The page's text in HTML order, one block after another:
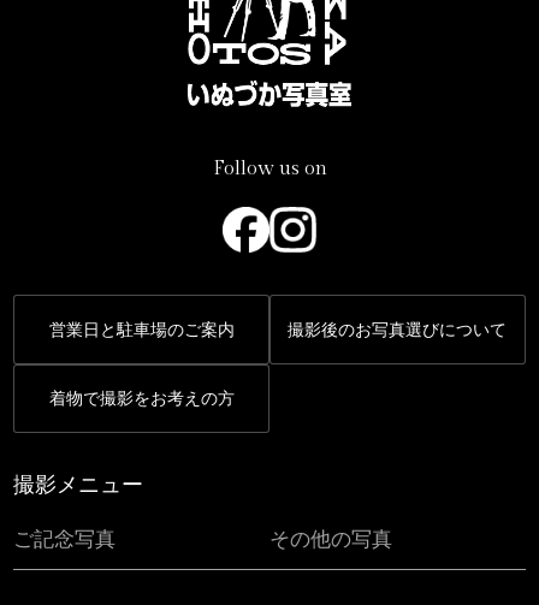
Follow us on
営業日と駐車場のご案内 撮影後のお写真選びについて
着物で撮影をお考えの方
撮影メニュー
ご記念写真 その他の写真